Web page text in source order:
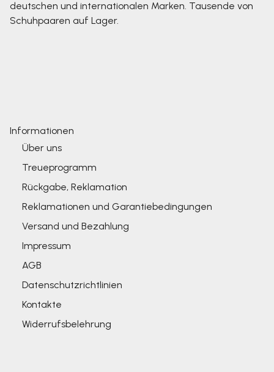
deutschen und internationalen Marken. Tausende von
Schuhpaaren auf Lager.
Informationen
Über uns
Treueprogramm
Rückgabe, Reklamation
Reklamationen und Garantiebedingungen
Versand und Bezahlung
Impressum
AGB
Datenschutzrichtlinien
Kontakte
Widerrufsbelehrung